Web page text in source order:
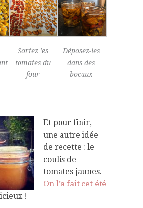
Sortez les
tomates du
four
Déposez-les
dans des
bocaux
Et pour finir,
une autre idée
de recette : le
coulis de
tomates jaunes.
On l’a fait cet été
!